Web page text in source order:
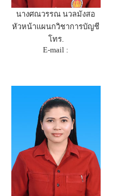
นางศณวรรณ นวลมังสอ
หัวหน้าแผนกวิชาการบัญชี
โทร.
E-mail :